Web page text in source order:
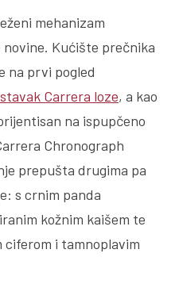
mehanizam
Kućište prečnika
na prvi pogled
Carrera loze, a kao
na ispupčeno
Chronograph
prepušta drugima pa
s crnim panda
kožnim kaišem te
i tamnoplavim